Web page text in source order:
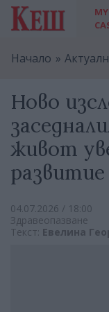
MY
Начало
Ново
живот
04.07.2026 / 18:00
Здравеопазване
Текст: Евелина